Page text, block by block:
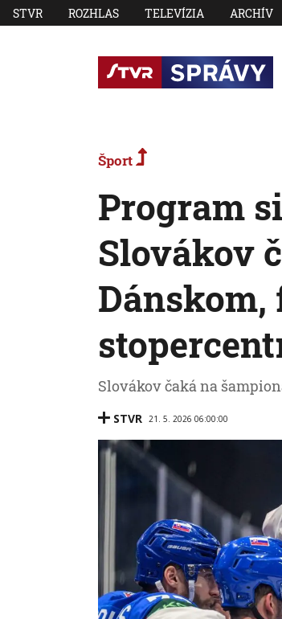
STVR ROZHLAS TELEVÍZIA ARCHÍV
Šport
Program
Slovákov
Slovákov čaká na
STVR 21. 5. 2026 06:00:00